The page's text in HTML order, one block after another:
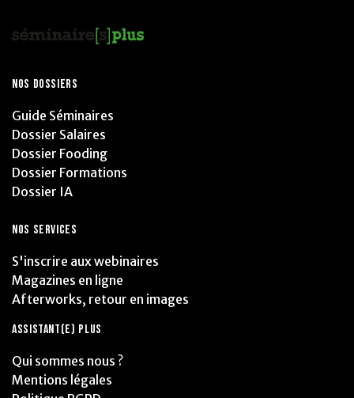
NOS DOSSIERS
Guide Séminaires
Dossier Salaires
Dossier Fooding
Dossier Formations
Dossier IA
NOS SERVICES
S'inscrire aux webinaires
Magazines en ligne
Afterworks, retour en images
ASSISTANT(E) PLUS
Qui sommes nous ?
Mentions légales